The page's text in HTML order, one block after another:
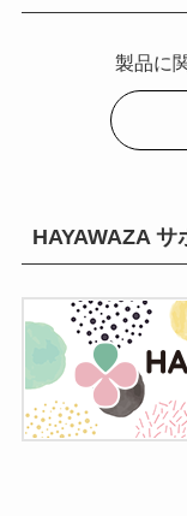
製品に
HAYAWAZA サ